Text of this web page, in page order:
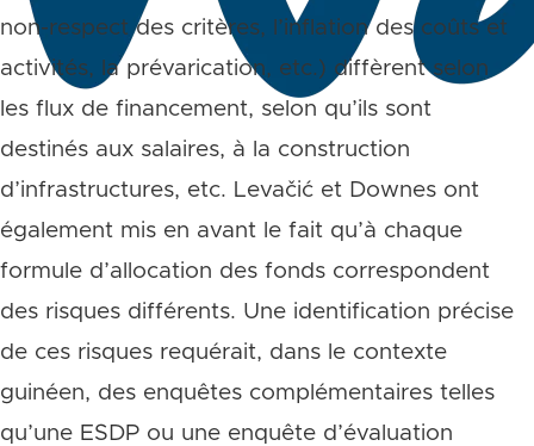
non-respect des critères, l’inflation des coûts et
activités, la prévarication, etc.) diffèrent selon
les flux de financement, selon qu’ils sont
destinés aux salaires, à la construction
d’infrastructures, etc. Levačić et Downes ont
également mis en avant le fait qu’à chaque
formule d’allocation des fonds correspondent
des risques différents. Une identification précise
de ces risques requérait, dans le contexte
guinéen, des enquêtes complémentaires telles
qu’une ESDP ou une enquête d’évaluation